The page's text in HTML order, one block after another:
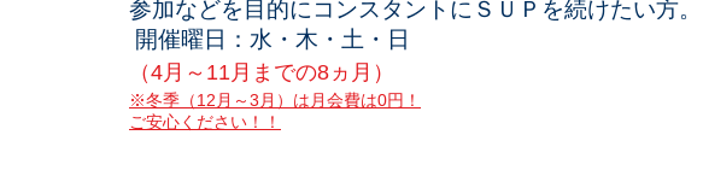
参加などを目的にコ ンスタントにＳＵＰを続けたい方。
開催曜日：水・木・土・日
（4月～11月までの8ヵ月）
​※冬季（12月～3月）は月会費は0円！
ご安心ください！！